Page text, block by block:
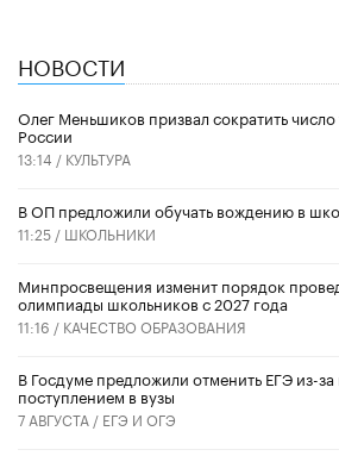
НОВОСТИ
Олег Меньшиков призвал сократить число
России
13:14 / КУЛЬТУРА
В ОП предложили обучать вождению в
11:25 / ШКОЛЬНИКИ
Минпросвещения изменит порядок
олимпиады школьников с 2027 года
11:16 / КАЧЕСТВО ОБРАЗОВАНИЯ
В Госдуме предложили отменить ЕГЭ из-
поступлением в вузы
7 АВГУСТА / ЕГЭ И ОГЭ